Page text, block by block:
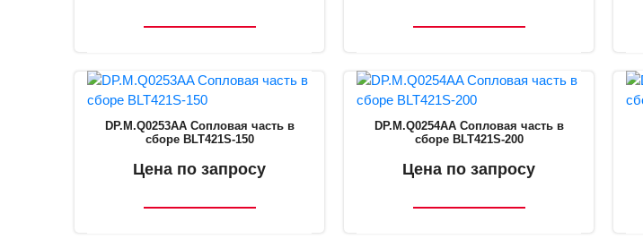
DP.M.Q0253AA Сопловая часть в
сборе BLT421S-150
Цена по запросу
DP.M.Q0254AA Сопловая часть в
сборе BLT421S-200
Цена по запросу